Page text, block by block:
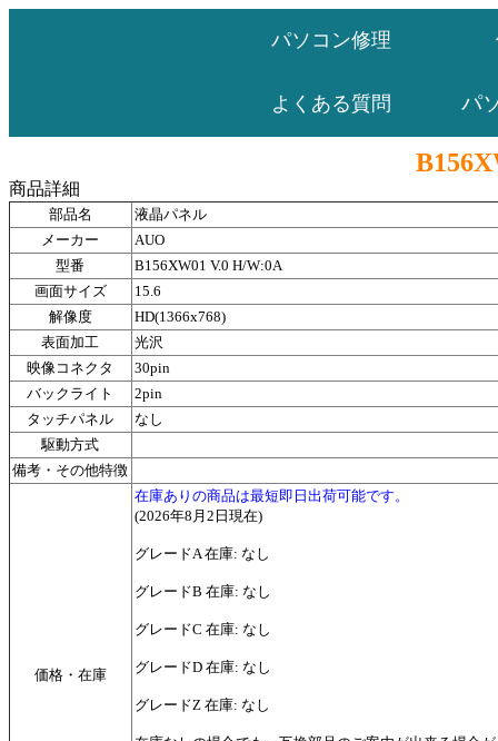
パソコン修理
よくある質問 パ
商品詳細
部品名
液晶パネル
メーカー
AUO
型番
B156XW01 V.0 H/W:0A
画面サイズ
15.6
解像度
HD(1366x768)
表面加工
光沢
映像コネクタ
30pin
バックライト
2pin
タッチパネル
なし
駆動方式
備考・その他特徴
価格・在庫
在庫ありの商品は最短即日出荷可能です。
(2026年8月2日現在)
グレードA 在庫: なし
グレードB 在庫: なし
グレードC 在庫: なし
グレードD 在庫: なし
グレードZ 在庫: なし